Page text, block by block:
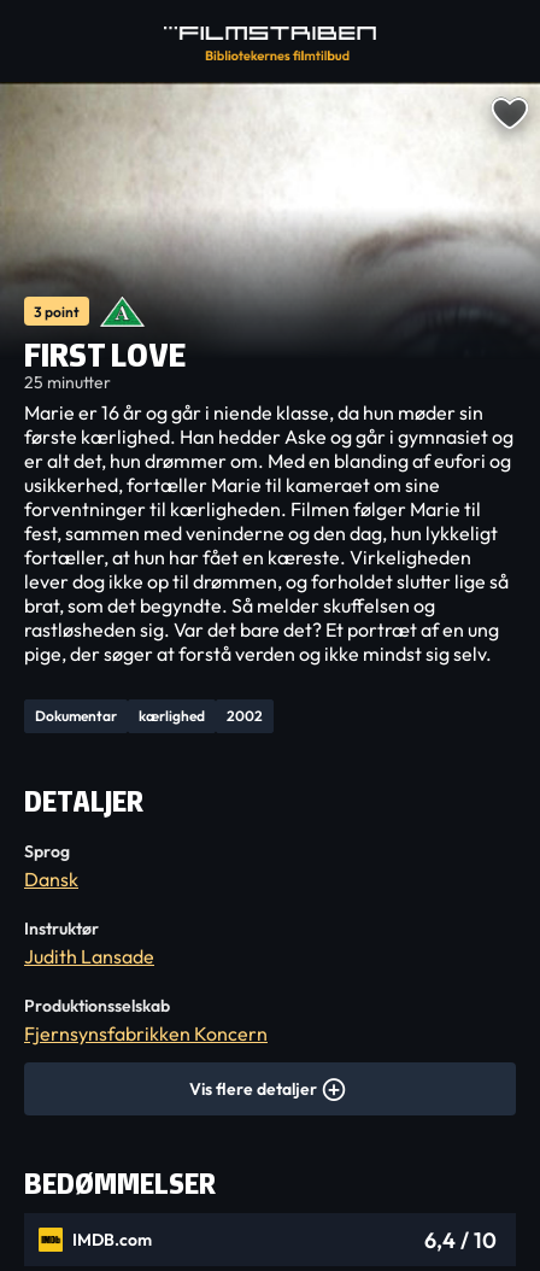
3 point
FIRST LOVE
25 minutter
Dokumentar kærlighed 2002
Marie er 16 år og går i niende klasse, da hun møder sin
første kærlighed. Han hedder Aske og går i gymnasiet og
er alt det, hun drømmer om. Med en blanding af eufori og
usikkerhed, fortæller Marie til kameraet om sine
forventninger til kærligheden. Filmen følger Marie til
fest, sammen med veninderne og den dag, hun lykkeligt
fortæller, at hun har fået en kæreste. Virkeligheden
lever dog ikke op til drømmen, og forholdet slutter lige så
brat, som det begyndte. Så melder skuffelsen og
rastløsheden sig. Var det bare det? Et portræt af en ung
pige, der søger at forstå verden og ikke mindst sig selv.
DETALJER
Sprog
Dansk
Instruktør
Judith Lansade
Produktionsselskab
Fjernsynsfabrikken Koncern
Vis flere detaljer
BEDØMMELSER
IMDB.com 6,4/ 10